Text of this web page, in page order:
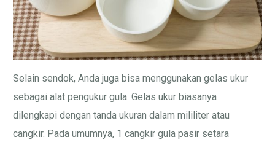
Selain sendok, Anda juga bisa menggunakan gelas ukur
sebagai alat pengukur gula. Gelas ukur biasanya
dilengkapi dengan tanda ukuran dalam mililiter atau
cangkir. Pada umumnya, 1 cangkir gula pasir setara